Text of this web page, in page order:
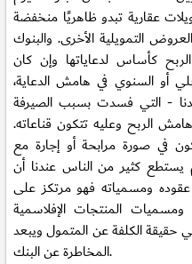
عقارية تبدو ظاهريًا منخفضة
التمويلية الأخرى. والبنوك
كأساس لدعاياتها وإن كان
أو السنوي في هامش الدعاية،
- التي فسدت بسبب الصيرفة
الربح وعليه تتكون قناعاته.
في صورة مرابحة أو إجارة مع
يستطع كثير من الناس عندنا أن
ومسمياته فهو مرتكز على
المنتجات الإفلاسمية
حقيقة الكلفة عن المتمول ويبعد
المخاطرة عن البنك.